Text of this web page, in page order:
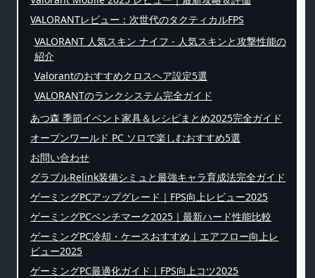
VALORANTレビュー：次世代のタクティカルFPS
VALORANT 人気スキン ナイフ - 人気スキンと攻撃性能の
紹介
Valorantのおすすめクロスヘア設定5選
VALORANTのランクシステム完全ガイド
あつ森 季節イベント家具＆レシピまとめ2025完全ガイド
オープンワールド PC ソロで楽しむおすすめ5選
お問い合わせ
グラブルRelink装備シミュと最強キャラ育成法完全ガイド
ゲーミングPCアップグレード｜FPS向上レビュー2025
ゲーミングPCベンチマーク2025｜最新ハード性能比較
ゲーミングPC冷却・ケースおすすめ｜エアフロー向上レ
ビュー2025
ゲーミングPC最適化ガイド｜FPS向上コツ2025